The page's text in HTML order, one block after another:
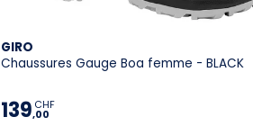
GIRO
Chaussures Gauge Boa femme - BLACK
139,00
CHF